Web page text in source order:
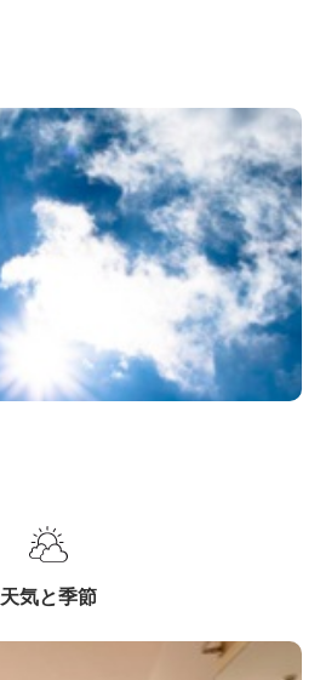
天気と季節